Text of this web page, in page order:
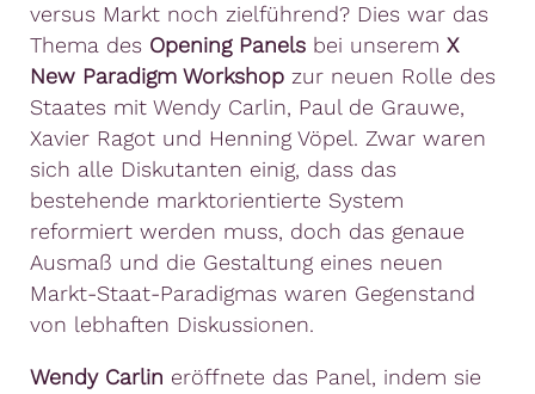
versus Markt noch zielführend? Dies war das
Thema des Opening Panels bei unserem X
New Paradigm Workshop zur neuen Rolle des
Staates mit Wendy Carlin, Paul de Grauwe,
Xavier Ragot und Henning Vöpel. Zwar waren
sich alle Diskutanten einig, dass das
bestehende marktorientierte System
reformiert werden muss, doch das genaue
Ausmaß und die Gestaltung eines neuen
Markt-Staat-Paradigmas waren Gegenstand
von lebhaften Diskussionen.
Wendy Carlin eröffnete das Panel, indem sie